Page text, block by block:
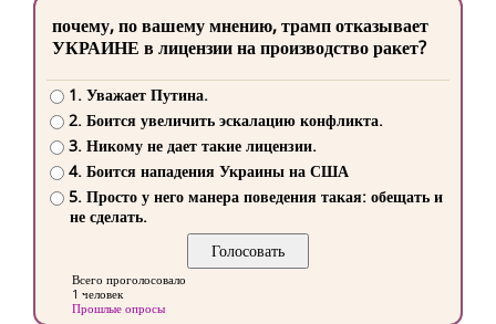
почему, по вашему мнению, трамп отказывает
УКРАИНЕ в лицензии на производство ракет?
1. Уважает Путина.
2. Боится увеличить эскалацию конфликта.
3. Никому не дает такие лицензии.
4. Боится нападения Украины на США
5. Просто у него манера поведения такая: обещать и
не сделать.
Всего проголосовало
1 человек
Прошлые опросы